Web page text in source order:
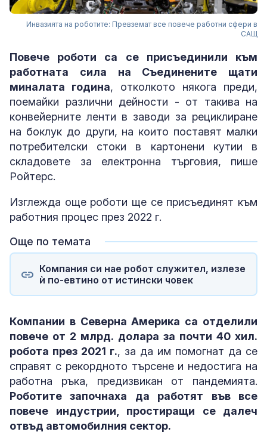
Инвазията на роботите: Превземат все повече работни сфери в
САЩ
Повече роботи са се присъединили към
работната сила на Съединените щати
миналата година, отколкото някога преди,
поемайки различни дейности - от такива на
конвейерните ленти в заводи за рециклиране
на боклук до други, на които поставят малки
потребителски стоки в картонени кутии в
складовете за електронна търговия, пише
Ройтерс.
Изглежда още роботи ще се присъединят към
работния процес през 2022 г.
Още по темата
Компания си нае робот служител, излезе
ѝ по-евтино от истински човек
Компании в Северна Америка са отделили
повече от 2 млрд. долара за почти 40 хил.
робота през 2021 г., за да им помогнат да се
справят с рекордното търсене и недостига на
работна ръка, предизвикан от пандемията.
Роботите започнаха да работят във все
повече индустрии, простиращи се далеч
отвъд автомобилния сектор.